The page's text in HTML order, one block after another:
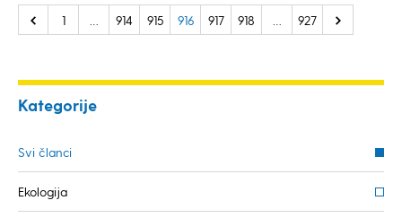
Kategorije
Svi članci
Ekologija
1 914 915 916 917 918 927